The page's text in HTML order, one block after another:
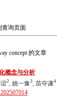
查询页面
concept的文章
概念与分析
2, 姚一豫3, 苗夺谦4